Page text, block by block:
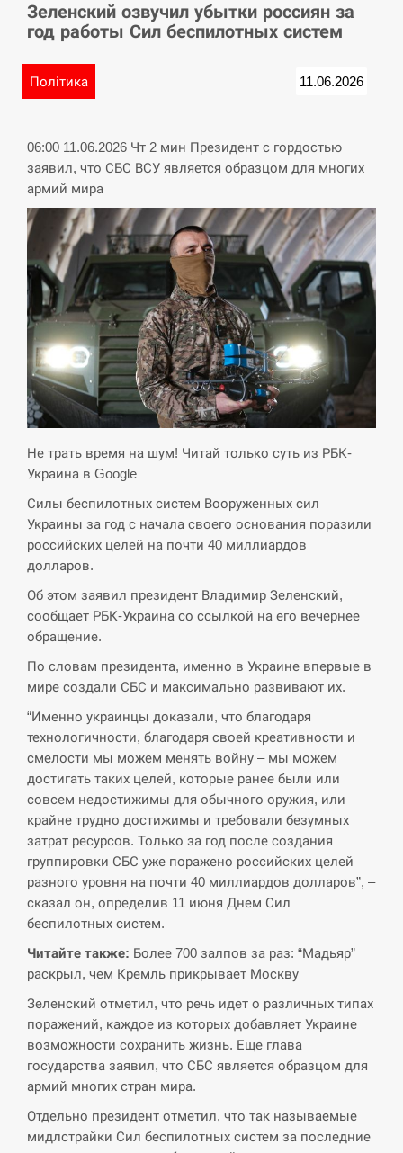
15:40
У Німеччині удар блискавки розділив навпіл
місто в Баварії
СЕРПЕНЬ
СЕРПЕНЬ
15:10
Іспанія попросила партнерів не критикувати
Марокко через міграційну кризу –…
СЕРПЕНЬ
15:00
РФ провела новий раунд таємних зустрічей з
Європою щодо війни…
СЕРПЕНЬ
Экс-послу в США Стефанишиной вручили новое
СЕРПЕНЬ
14:40
У Росії розгортається ракетний підрозділ КНДР –
Reuters
СЕРПЕНЬ
14:23
хотя у партнеров они…
СЕРПЕНЬ
14:10
У Румунії затоплять чотири баржі для
збільшення потоку води до…
СЕРПЕНЬ
13:53
В Москве пожаловались на “кратный рост” атак
дронов Украины
СЕРПЕНЬ
виявили дрон, ймовірно, з…
13:23
“Они должны быть уничтожены”: в МИДе
ответили, как отреагируют на…
СЕРПЕНЬ
13:10
Тайвань проводить найбільші військові
Зеленский озвучил убытки россиян за
год работы Сил беспилотных систем
Політика 11.06.2026
06:00 11.06.2026 Чт 2 мин Президент с гордостью
заявил, что СБС ВСУ является образцом для многих
армий мира
Не трать время на шум! Читай только суть из РБК-
Украина в Google
Силы беспилотных систем Вооруженных сил
Украины за год с начала своего основания поразили
российских целей на почти 40 миллиардов
долларов.
Об этом заявил президент Владимир Зеленский,
сообщает РБК-Украина со ссылкой на его вечернее
обращение.
По словам президента, именно в Украине впервые в
мире создали СБС и максимально развивают их.
“Именно украинцы доказали, что благодаря
технологичности, благодаря своей креативности и
смелости мы можем менять войну – мы можем
достигать таких целей, которые ранее были или
совсем недостижимы для обычного оружия, или
крайне трудно достижимы и требовали безумных
затрат ресурсов. Только за год после создания
группировки СБС уже поражено российских целей
разного уровня на почти 40 миллиардов долларов”, –
сказал он, определив 11 июня Днем Сил
беспилотных систем.
Читайте также: Более 700 залпов за раз: “Мадьяр”
раскрыл, чем Кремль прикрывает Москву
Зеленский отметил, что речь идет о различных типах
поражений, каждое из которых добавляет Украине
возможности сохранить жизнь. Еще глава
государства заявил, что СБС является образцом для
армий многих стран мира.
Отдельно президент отметил, что так называемые
мидлстрайки Сил беспилотных систем за последние